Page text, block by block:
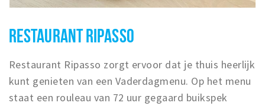
RESTAURANT RIPASSO
Restaurant Ripasso zorgt ervoor dat je thuis heerlijk
kunt genieten van een Vaderdagmenu. Op het menu
staat een rouleau van 72 uur gegaard buikspek